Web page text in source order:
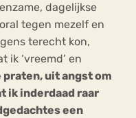
dagelijkse
tegen mezelf en
terecht kon,
ik ‘vreemd’ en
uit angst om
ik inderdaad raar
een